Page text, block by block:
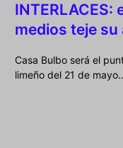
INTERLACES:
medios teje su
Casa Bulbo será el
limeño del 21 de